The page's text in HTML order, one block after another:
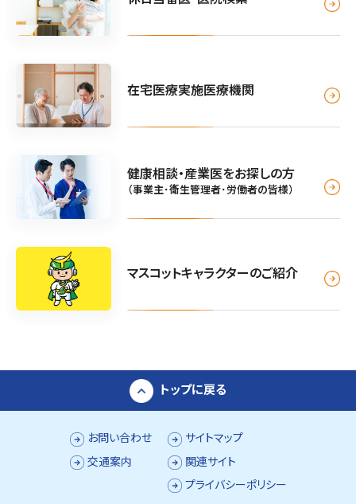
在宅医療実施医療機関
健康相談・産業医をお探しの方
（事業主･衛生管理者･労働者の皆様）
マスコットキャラクターのご紹介
トップに戻る
お問い合わせ
交通案内
サイトマップ
関連サイト
プライバシーポリシー